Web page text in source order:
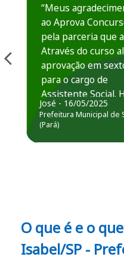
“Meus
ao Aprova
pela parceria que
Através do curso
aprovação em
para o cargo de
Assistente Social.
estou atuando na
Prefeitura de
José - 16/05/2025
Prefeitura Municipal de
(Pará)
O que é e o
Isabel/SP -